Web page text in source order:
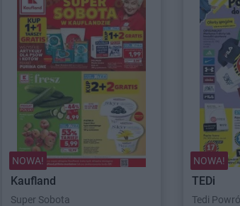
NOWA!
Kaufland
Super Sobota
NOWA!
TEDi
Tedi